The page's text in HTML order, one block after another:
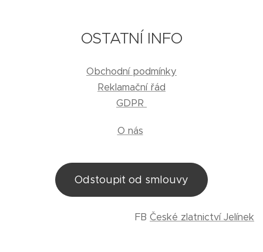
OSTATNÍ INFO
Obchodní podmínky
Reklamační řád
GDPR
O nás
Odstoupit od smlouvy
FB České zlatnictví Jelínek